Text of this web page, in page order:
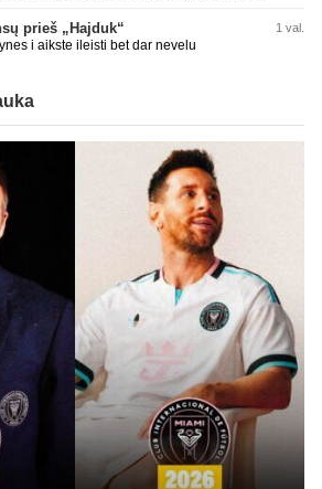
biudžetus, prieš tokius klubus šansų
Sakartvelais ir islandais ir pan. tikėtis teigiamo
prieš „Hajduk“ 1 val.
i aikste ileisti bet dar nevelu